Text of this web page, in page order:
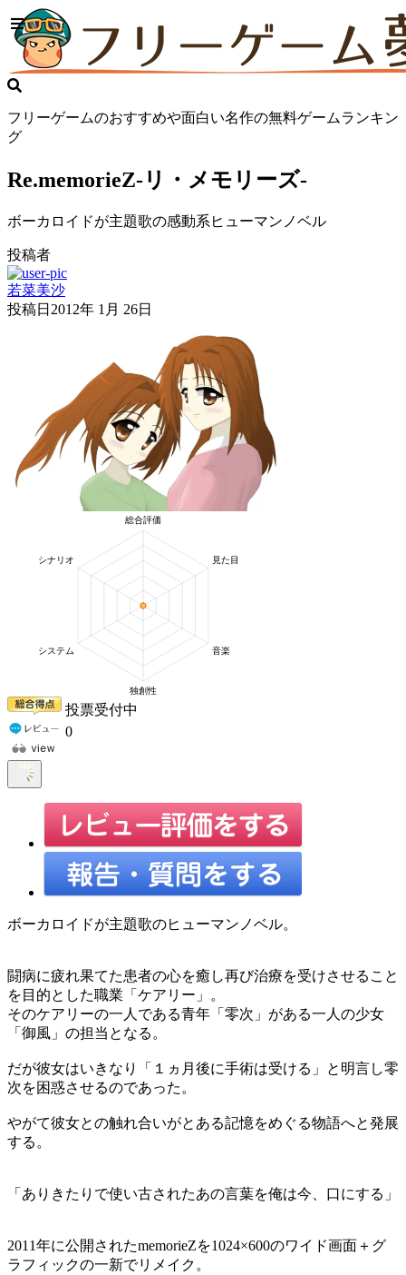
フリーゲームのおすすめや面白い名作の無料ゲームランキン
グ
Re.memorieZ-リ・メモリーズ-
ボーカロイドが主題歌の感動系ヒューマンノベル
投稿者
若菜美沙
投稿日 2012年 1月 26日
投票受付中
0
ボーカロイドが主題歌のヒューマンノベル。
闘病に疲れ果てた患者の心を癒し再び治療を受けさせること
を目的とした職業「ケアリー」。
そのケアリーの一人である青年「零次」がある一人の少女
「御風」の担当となる。
だが彼女はいきなり「１ヵ月後に手術は受ける」と明言し零
次を困惑させるのであった。
やがて彼女との触れ合いがとある記憶をめぐる物語へと発展
する。
「ありきたりで使い古されたあの言葉を俺は今、口にする」
2011年に公開されたmemorieZを1024×600のワイド画面＋グ
ラフィックの一新でリメイク。